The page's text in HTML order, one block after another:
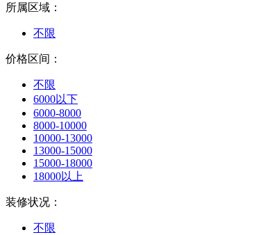
所属区域：
不限
价格区间：
不限
6000以下
6000-8000
8000-10000
10000-13000
13000-15000
15000-18000
18000以上
装修状况：
不限